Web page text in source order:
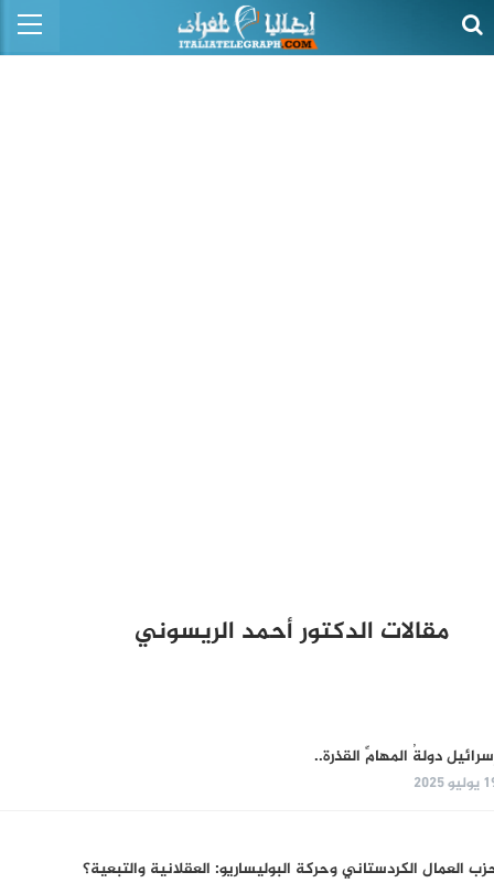
مقالات الدكتور أحمد الريسوني
دولةُ المهامِّ القذرة..
2025
العمال الكردستاني وحركة البوليساريو: العقلانية والتبعية؟